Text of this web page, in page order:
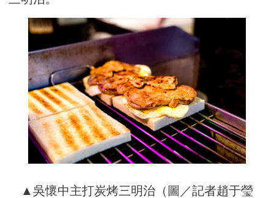
▲吳懷中主打炭烤三明治（圖／記者趙于瑩